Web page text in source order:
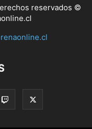
reservados ©